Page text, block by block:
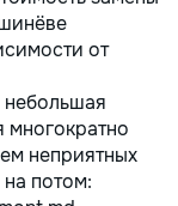
от
небольшая
многократно
неприятных
потом: